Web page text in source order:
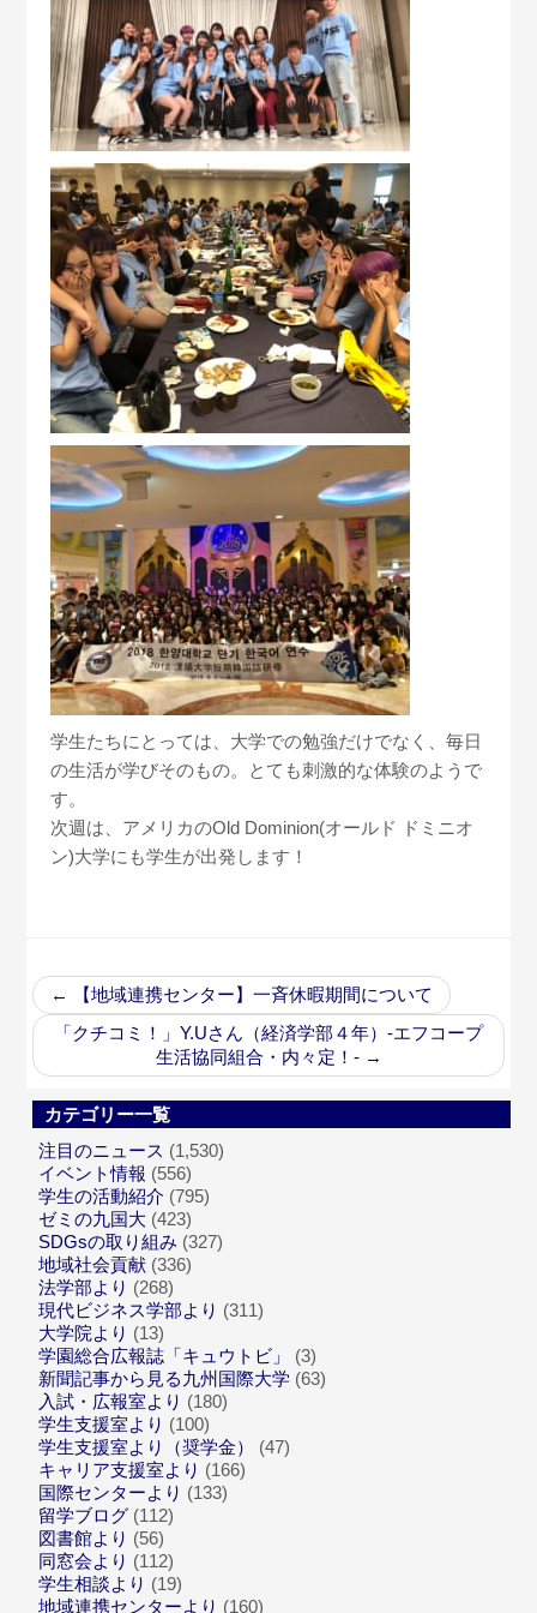
学生たちにとっては、大学での勉強だけでなく、毎日
の生活が学びそのもの。とても刺激的な体験のようで
す。
次週は、アメリカのOld Dominion(オールド ドミニオ
ン)大学にも学生が出発します！
←
【地域連携センター】一斉休暇期間について
「クチコミ！」Y.Uさん（経済学部４年）-エフコープ
生活協同組合・内々定！- →
カテゴリー一覧
注目のニュース (1,530)
イベント情報 (556)
学生の活動紹介 (795)
ゼミの九国大 (423)
SDGsの取り組み (327)
地域社会貢献 (336)
法学部より (268)
現代ビジネス学部より (311)
大学院より (13)
学園総合広報誌「キュウトビ」
(3)
新聞記事から見る九州国際大学 (63)
入試・広報室より (180)
学生支援室より (100)
学生支援室より（奨学金）
(47)
キャリア支援室より (166)
国際センターより (133)
留学ブログ (112)
図書館より (56)
同窓会より (112)
学生相談より (19)
地域連携センターより (160)